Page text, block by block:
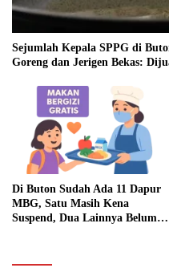
Sejumlah Kepala SPPG di
Goreng dan Jerigen Bekas:
Di Buton Sudah Ada 11 Dapur
MBG, Satu Masih Kena
Suspend, Dua Lainnya Belum